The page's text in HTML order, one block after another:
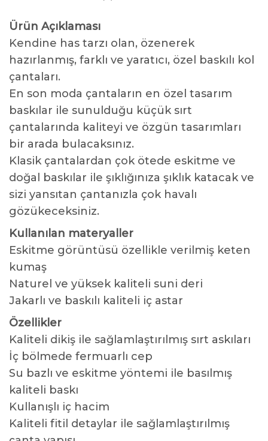
Ürün Açıklaması
Kendine has tarzı olan, özenerek
hazırlanmış, farklı ve yaratıcı, özel baskılı kol
çantaları.
En son moda çantaların en özel tasarım
baskılar ile sunulduğu küçük sırt
çantalarında kaliteyi ve özgün tasarımları
bir arada bulacaksınız.
Klasik çantalardan çok ötede eskitme ve
doğal baskılar ile şıklığınıza şıklık katacak ve
sizi yansıtan çantanızla çok havalı
gözükeceksiniz.
Kullanılan materyaller
Eskitme görüntüsü özellikle verilmiş keten
kumaş
Naturel ve yüksek kaliteli suni deri
Jakarlı ve baskılı kaliteli iç astar
Özellikler
Kaliteli dikiş ile sağlamlaştırılmış sırt askıları
İç bölmede fermuarlı cep
Su bazlı ve eskitme yöntemi ile basılmış
kaliteli baskı
Kullanışlı iç hacim
Kaliteli fitil detaylar ile sağlamlaştırılmış